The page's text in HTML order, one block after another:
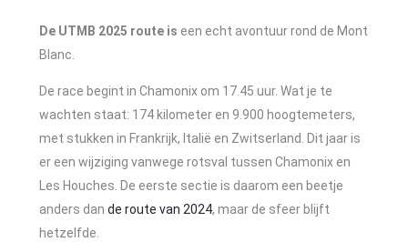
De UTMB 2025 route is een echt avontuur rond de Mont
Blanc.
De race begint in Chamonix om 17.45 uur. Wat je te
wachten staat: 174 kilometer en 9.900 hoogtemeters,
met stukken in Frankrijk, Italië en Zwitserland. Dit jaar is
er een wijziging vanwege rotsval tussen Chamonix en
Les Houches. De eerste sectie is daarom een beetje
anders dande route van 2024, maar de sfeer blijft
hetzelfde.